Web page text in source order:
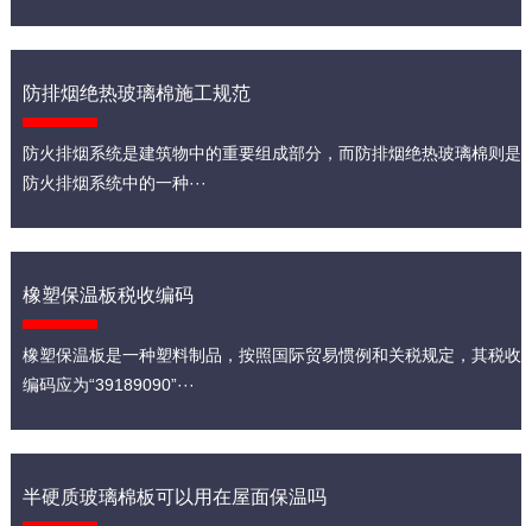
防排烟绝热玻璃棉施工规范
防火排烟系统是建筑物中的重要组成部分，而防排烟绝热玻璃棉则是
防火排烟系统中的一种···
橡塑保温板税收编码
橡塑保温板是一种塑料制品，按照国际贸易惯例和关税规定，其税收
编码应为“39189090”···
半硬质玻璃棉板可以用在屋面保温吗